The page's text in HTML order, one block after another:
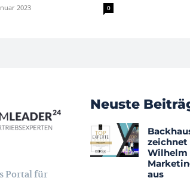
2023 0
Portal für
Neuste
zeichnet
Wilhelm
aus